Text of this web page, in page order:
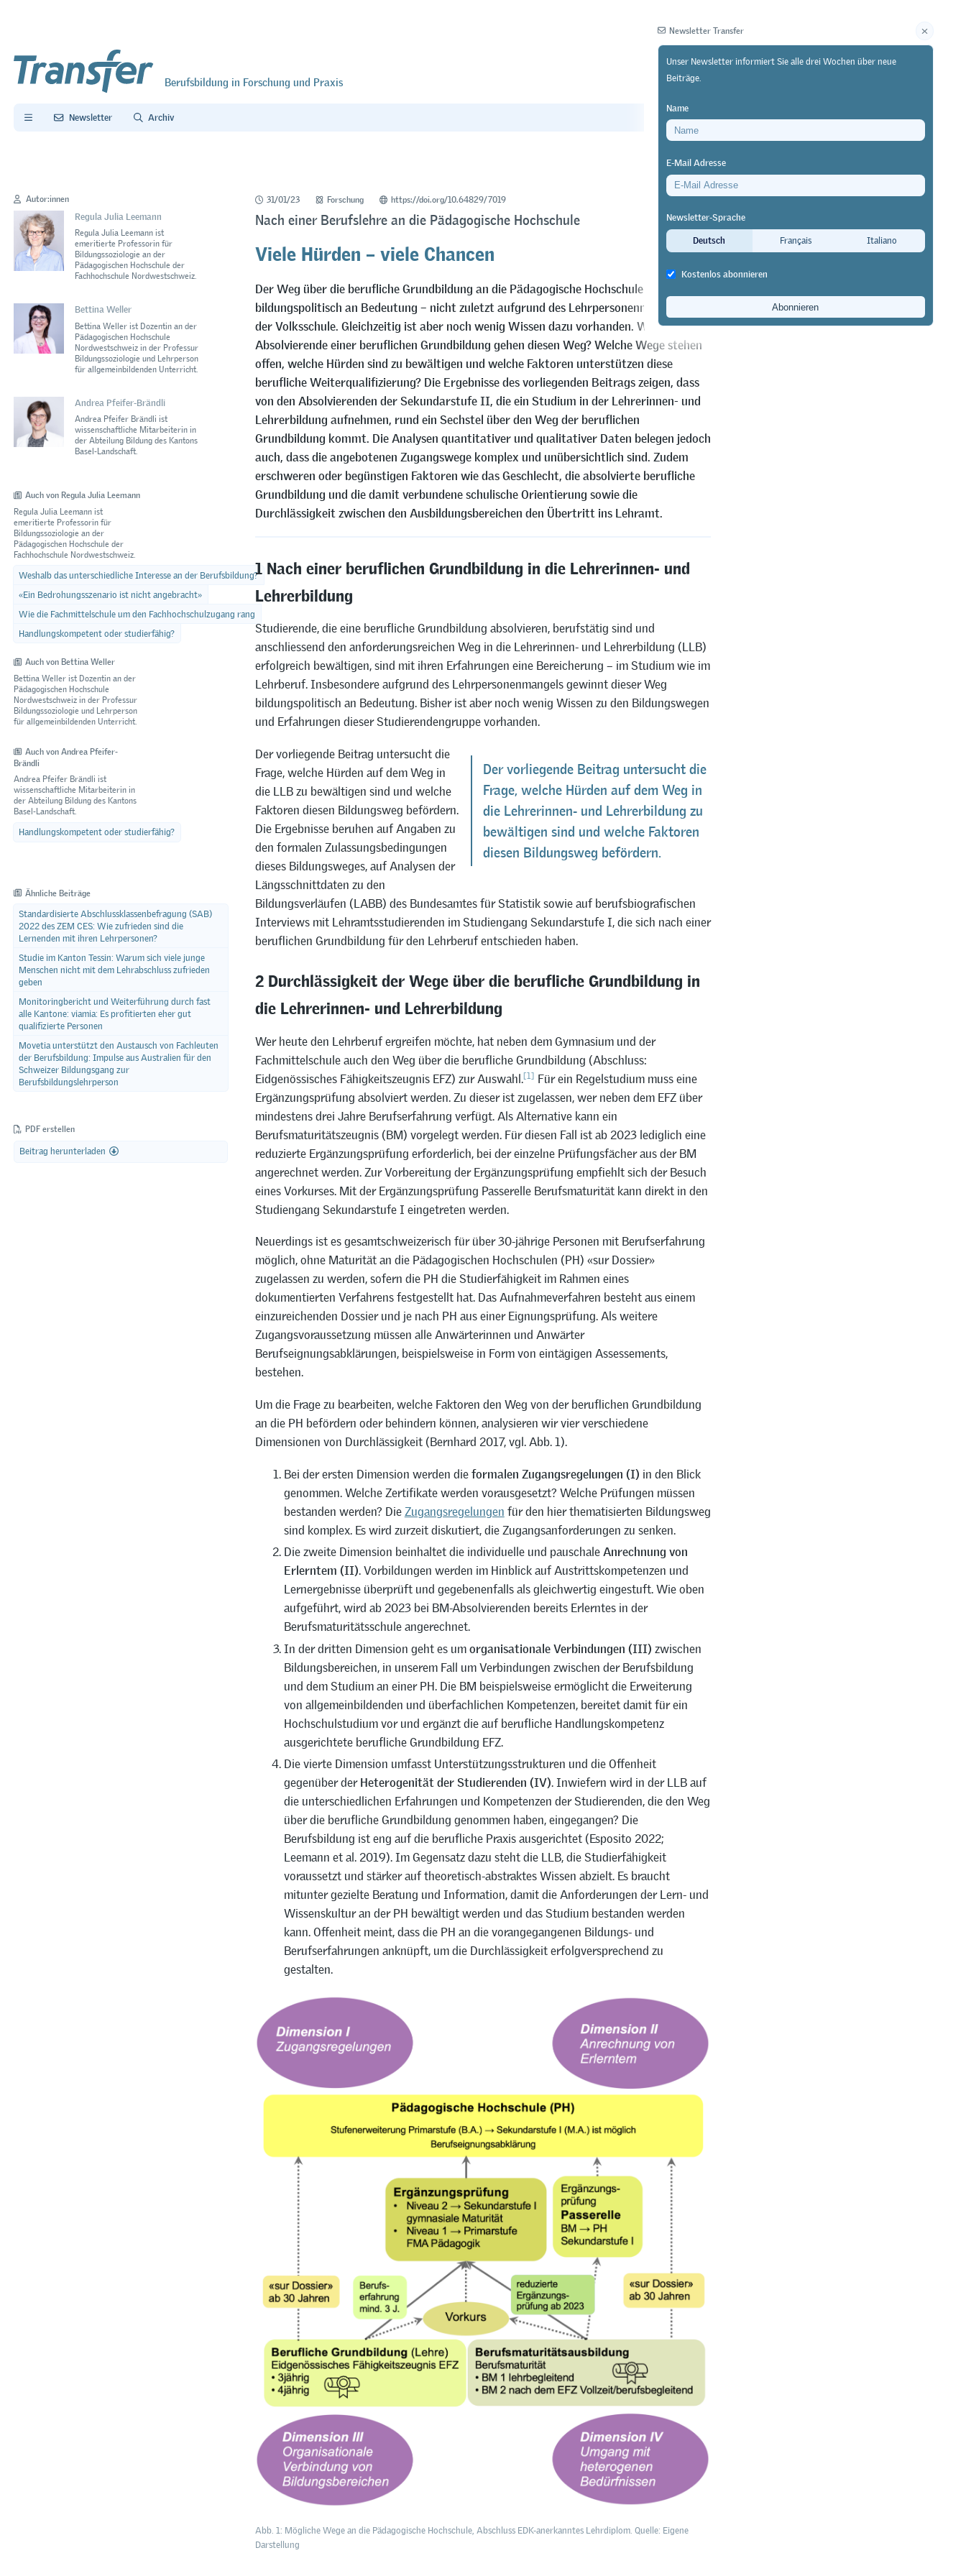
Berufsbildung in Forschung und Praxis
Newsletter Archiv
Autor:innen
Regula Julia Leemann
Regula Julia Leemann ist
emeritierte Professorin für
Bildungssoziologie an der
Pädagogischen Hochschule der
Fachhochschule Nordwestschweiz.
Bettina Weller
Bettina Weller ist Dozentin an der
Pädagogischen Hochschule
Nordwestschweiz in der Professur
Bildungssoziologie und Lehrperson
für allgemeinbildenden Unterricht.
Andrea Pfeifer‏‏‎-Brändli
Andrea Pfeifer Brändli ist
wissenschaftliche Mitarbeiterin in
der Abteilung Bildung des Kantons
Basel-Landschaft.
Auch von Regula Julia Leemann
Regula Julia Leemann ist
emeritierte Professorin für
Bildungssoziologie an der
Pädagogischen Hochschule der
Fachhochschule Nordwestschweiz.
Weshalb das unterschiedliche Interesse an der Berufsbildung?
«Ein Bedrohungsszenario ist nicht angebracht»
Wie die Fachmittelschule um den Fachhochschulzugang rang
Handlungskompetent oder studierfähig?
Auch von Bettina Weller
Bettina Weller ist Dozentin an der
Pädagogischen Hochschule
Nordwestschweiz in der Professur
Bildungssoziologie und Lehrperson
für allgemeinbildenden Unterricht.
Auch von Andrea Pfeifer‏‏‎-
Brändli
Andrea Pfeifer Brändli ist
wissenschaftliche Mitarbeiterin in
der Abteilung Bildung des Kantons
Basel-Landschaft.
Handlungskompetent oder studierfähig?
Ähnliche Beiträge
Standardisierte Abschlussklassenbefragung (SAB)
2022 des ZEM CES: Wie zufrieden sind die
Lernenden mit ihren Lehrpersonen?
Studie im Kanton Tessin: Warum sich viele junge
Menschen nicht mit dem Lehrabschluss zufrieden
geben
Monitoringbericht und Weiterführung durch fast
alle Kantone: viamia: Es profitierten eher gut
qualifizierte Personen
Movetia unterstützt den Austausch von Fachleuten
der Berufsbildung: Impulse aus Australien für den
Schweizer Bildungsgang zur
Berufsbildungslehrperson
PDF erstellen
Beitrag herunterladen
31/01/23 Forschung https://doi.org/10.64829/7019
Nach einer Berufslehre an die Pädagogische Hochschule
Viele Hürden – viele Chancen
Der Weg über die berufliche Grundbildung an die Pädagogische Hochschule gewinnt
bildungspolitisch an Bedeutung – nicht zuletzt aufgrund des Lehrpersonenmangels in
der Volksschule. Gleichzeitig ist aber noch wenig Wissen dazu vorhanden. Wieviele
Absolvierende einer beruflichen Grundbildung gehen diesen Weg? Welche Wege stehen
offen, welche Hürden sind zu bewältigen und welche Faktoren unterstützen diese
berufliche Weiterqualifizierung? Die Ergebnisse des vorliegenden Beitrags zeigen, dass
von den Absolvierenden der Sekundarstufe II, die ein Studium in der Lehrerinnen- und
Lehrerbildung aufnehmen, rund ein Sechstel über den Weg der beruflichen
Grundbildung kommt. Die Analysen quantitativer und qualitativer Daten belegen jedoch
auch, dass die angebotenen Zugangswege komplex und unübersichtlich sind. Zudem
erschweren oder begünstigen Faktoren wie das Geschlecht, die absolvierte berufliche
Grundbildung und die damit verbundene schulische Orientierung sowie die
Durchlässigkeit zwischen den Ausbildungsbereichen den Übertritt ins Lehramt.
1 Nach einer beruflichen Grundbildung in die Lehrerinnen- und
Lehrerbildung
Studierende, die eine berufliche Grundbildung absolvieren, berufstätig sind und
anschliessend den anforderungsreichen Weg in die Lehrerinnen- und Lehrerbildung (LLB)
erfolgreich bewältigen, sind mit ihren Erfahrungen eine Bereicherung – im Studium wie im
Lehrberuf. Insbesondere aufgrund des Lehrpersonenmangels gewinnt dieser Weg
bildungspolitisch an Bedeutung. Bisher ist aber noch wenig Wissen zu den Bildungswegen
und Erfahrungen dieser Studierendengruppe vorhanden.
Der vorliegende Beitrag untersucht die
Frage, welche Hürden auf dem Weg in
die Lehrerinnen- und Lehrerbildung zu
bewältigen sind und welche Faktoren
diesen Bildungsweg befördern.
Der vorliegende Beitrag untersucht die
Frage, welche Hürden auf dem Weg in
die LLB zu bewältigen sind und welche
Faktoren diesen Bildungsweg befördern.
Die Ergebnisse beruhen auf Angaben zu
den formalen Zulassungsbedingungen
dieses Bildungsweges, auf Analysen der
Längsschnittdaten zu den
Bildungsverläufen (LABB) des Bundesamtes für Statistik sowie auf berufsbiografischen
Interviews mit Lehramtsstudierenden im Studiengang Sekundarstufe I, die sich nach einer
beruflichen Grundbildung für den Lehrberuf entschieden haben.
2 Durchlässigkeit der Wege über die berufliche Grundbildung in
die Lehrerinnen- und Lehrerbildung
Wer heute den Lehrberuf ergreifen möchte, hat neben dem Gymnasium und der
Fachmittelschule auch den Weg über die berufliche Grundbildung (Abschluss:
Eidgenössisches Fähigkeitszeugnis EFZ) zur Auswahl.[1] Für ein Regelstudium muss eine
Ergänzungsprüfung absolviert werden. Zu dieser ist zugelassen, wer neben dem EFZ über
mindestens drei Jahre Berufserfahrung verfügt. Als Alternative kann ein
Berufsmaturitätszeugnis (BM) vorgelegt werden. Für diesen Fall ist ab 2023 lediglich eine
reduzierte Ergänzungsprüfung erforderlich, bei der einzelne Prüfungsfächer aus der BM
angerechnet werden. Zur Vorbereitung der Ergänzungsprüfung empfiehlt sich der Besuch
eines Vorkurses. Mit der Ergänzungsprüfung Passerelle Berufsmaturität kann direkt in den
Studiengang Sekundarstufe I eingetreten werden.
Neuerdings ist es gesamtschweizerisch für über 30-jährige Personen mit Berufserfahrung
möglich, ohne Maturität an die Pädagogischen Hochschulen (PH) «sur Dossier»
zugelassen zu werden, sofern die PH die Studierfähigkeit im Rahmen eines
dokumentierten Verfahrens festgestellt hat. Das Aufnahmeverfahren besteht aus einem
einzureichenden Dossier und je nach PH aus einer Eignungsprüfung. Als weitere
Zugangsvoraussetzung müssen alle Anwärterinnen und Anwärter
Berufseignungsabklärungen, beispielsweise in Form von eintägigen Assessements,
bestehen.
Um die Frage zu bearbeiten, welche Faktoren den Weg von der beruflichen Grundbildung
an die PH befördern oder behindern können, analysieren wir vier verschiedene
Dimensionen von Durchlässigkeit (Bernhard 2017, vgl. Abb. 1).
Bei der ersten Dimension werden dieformalen Zugangsregelungen (I) in den Blick
genommen. Welche Zertifikate werden vorausgesetzt? Welche Prüfungen müssen
bestanden werden? DieZugangsregelungen für den hier thematisierten Bildungsweg
sind komplex. Es wird zurzeit diskutiert, die Zugangsanforderungen zu senken.
Die zweite Dimension beinhaltet die individuelle und pauschaleAnrechnung von
Erlerntem (II). Vorbildungen werden im Hinblick auf Austrittskompetenzen und
Lernergebnisse überprüft und gegebenenfalls als gleichwertig eingestuft. Wie oben
aufgeführt, wird ab 2023 bei BM-Absolvierenden bereits Erlerntes in der
Berufsmaturitätsschule angerechnet.
In der dritten Dimension geht es umorganisationale Verbindungen (III) zwischen
Bildungsbereichen, in unserem Fall um Verbindungen zwischen der Berufsbildung
und dem Studium an einer PH. Die BM beispielsweise ermöglicht die Erweiterung
von allgemeinbildenden und überfachlichen Kompetenzen, bereitet damit für ein
Hochschulstudium vor und ergänzt die auf berufliche Handlungskompetenz
ausgerichtete berufliche Grundbildung EFZ.
Die vierte Dimension umfasst Unterstützungsstrukturen und die Offenheit
gegenüber derHeterogenität der Studierenden (IV). Inwiefern wird in der LLB auf
die unterschiedlichen Erfahrungen und Kompetenzen der Studierenden, die den Weg
über die berufliche Grundbildung genommen haben, eingegangen? Die
Berufsbildung ist eng auf die berufliche Praxis ausgerichtet (Esposito 2022;
Leemann et al. 2019). Im Gegensatz dazu steht die LLB, die Studierfähigkeit
voraussetzt und stärker auf theoretisch-abstraktes Wissen abzielt. Es braucht
mitunter gezielte Beratung und Information, damit die Anforderungen der Lern- und
Wissenskultur an der PH bewältigt werden und das Studium bestanden werden
kann. Offenheit meint, dass die PH an die vorangegangenen Bildungs- und
Berufserfahrungen anknüpft, um die Durchlässigkeit erfolgversprechend zu
gestalten.
Abb. 1: Mögliche Wege an die Pädagogische Hochschule, Abschluss EDK-anerkanntes Lehrdiplom. Quelle: Eigene
Darstellung
Newsletter Transfer
Unser Newsletter informiert Sie alle drei Wochen über neue
Beiträge.
Name
E-Mail Adresse
Newsletter-Sprache
Deutsch
Français Italiano
Kostenlos abonnieren